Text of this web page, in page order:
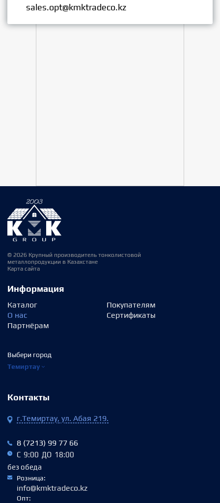
sales.opt@kmktradeco.kz
© 2026 Крупный производитель тонколистовой
металлопродукции в Казахстане
Карта сайта
Информация
Каталог
О нас
Партнёрам
Покупателям
Сертификаты
Выбери город
Темиртау
Контакты
г.Темиртау, ул. Абая 219.
8 (7213) 99 77 66
С 9:00 ДО 18:00
без обеда
Розница:
info@kmktradeco.kz
Опт: